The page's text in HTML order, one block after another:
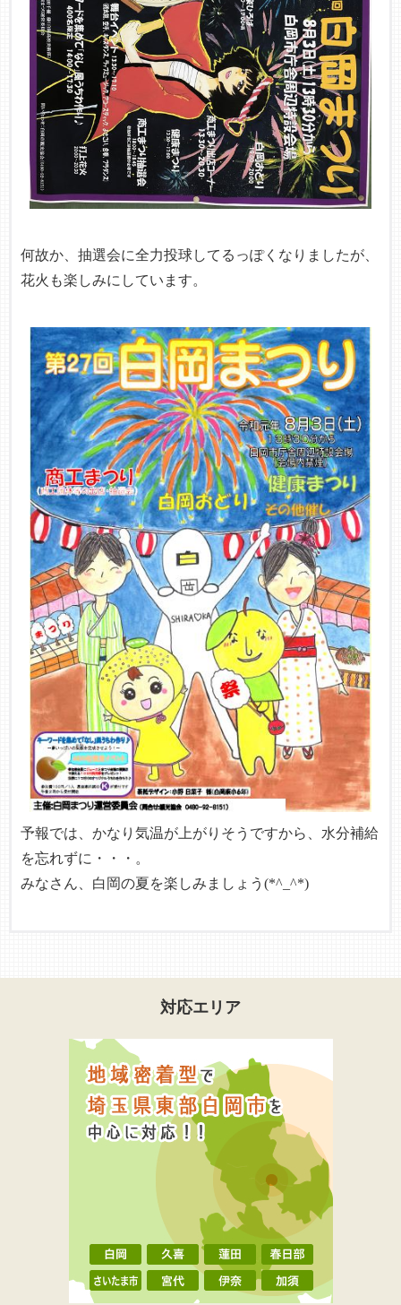
何故か、抽選会に全力投球してるっぽくなりましたが、
花火も楽しみにしています。
予報では、かなり気温が上がりそうですから、水分補給
を忘れずに・・・。
みなさん、白岡の夏を楽しみましょう(*^_^*)
対応エリア